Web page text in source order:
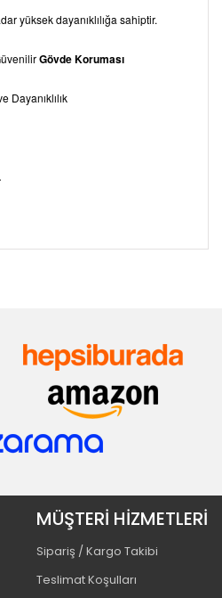
yüksek dayanıklılığa sahiptir.
Gövde Koruması
Dayanıklılık
MÜŞTERİ HİZMETLERİ
Sipariş / Kargo Takibi
Teslimat Koşulları